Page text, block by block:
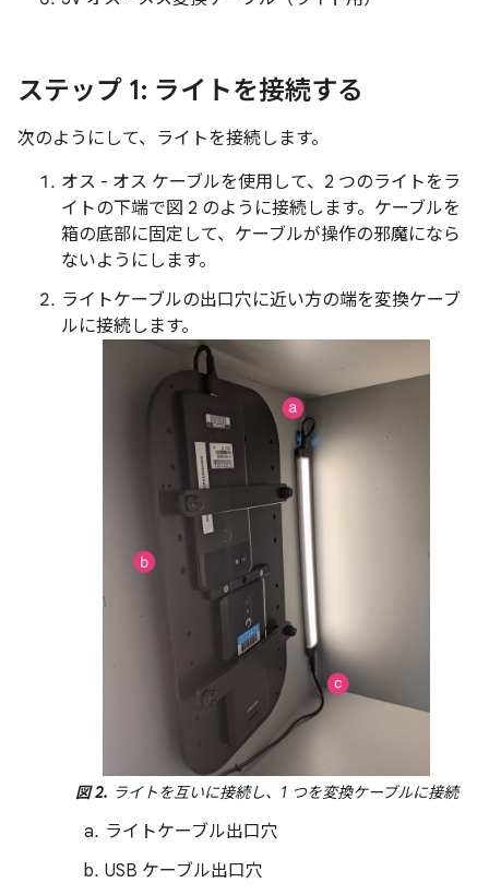
ステップ 1: ライトを接続する
次のようにして、ライトを接続します。
オス - オス ケーブルを使用して、2 つのライトをラ
イトの下端で図 2 のように接続します。ケーブルを
箱の底部に固定して、ケーブルが操作の邪魔になら
ないようにします。
ライトケーブルの出口穴に近い方の端を変換ケーブ
ルに接続します。
図 2. ライトを互いに接続し、1 つを変換ケーブルに接続
ライトケーブル出口穴
USB ケーブル出口穴